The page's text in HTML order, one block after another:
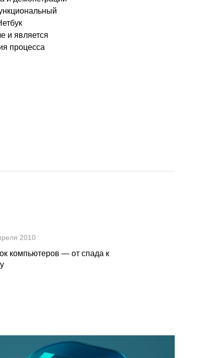
и является
процесса
2010
компьютеров — от спада к